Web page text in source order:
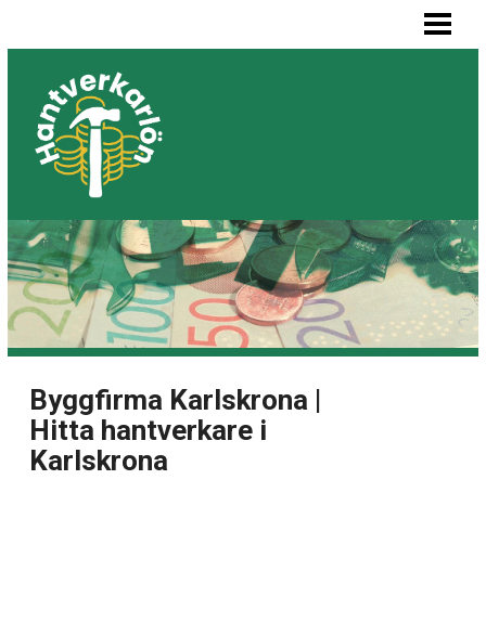
MÅLARE LÖN
SNICKARE LÖN
VVS-MONTÖR LÖN
ELEKTRIKER LÖN
BLOGG
LISTA BYGGFIRMOR
Byggfirma Karlskrona |
Hitta hantverkare i
Karlskrona